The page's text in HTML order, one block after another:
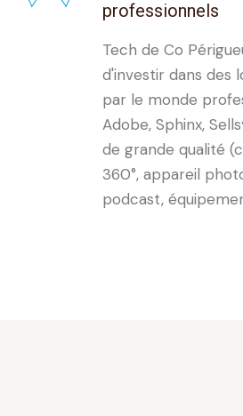
professionnels
Tech de Co
d'investir dans des
par le monde
Adobe, Sphinx,
de grande qualité
360°, appareil
podcast,